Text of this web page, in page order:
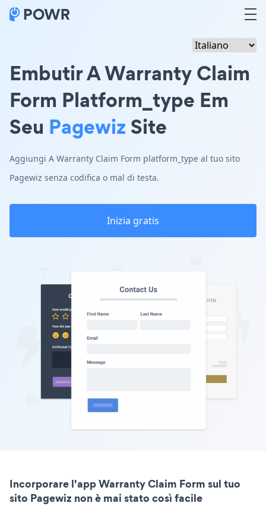
Embutir A Warranty Claim
Form Platform_type Em
Seu PagewizSite
Aggiungi A Warranty Claim Form platform_type al tuo sito
Pagewiz senza codifica o mal di testa.
Inizia gratis
Incorporare l'app Warranty Claim Form sul tuo
sito Pagewiz non è mai stato così facile